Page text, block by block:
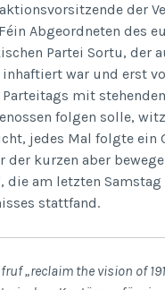
der
Abgeordneten des
Partei Sortu, der
war und erst
mit
folgen solle,
jedes Mal folgte ein
kurzen aber
am letzten
stattfand.
„reclaim the vision of